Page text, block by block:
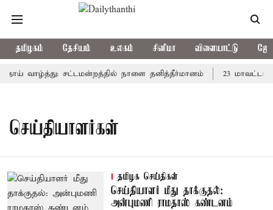
தமிழகம் தேசியம் உலகம் சினிமா விளையாட்டு
வாழ்த்து: சட்டமன்றத்தில் நாளை தனித்தீர்மானம் 23
செய்தியாளர்கள்
தமிழக செய்திகள்
செய்தியாளர் மீது தாக்குதல்:
அன்புமணி ராமதாஸ் கண்டனம்